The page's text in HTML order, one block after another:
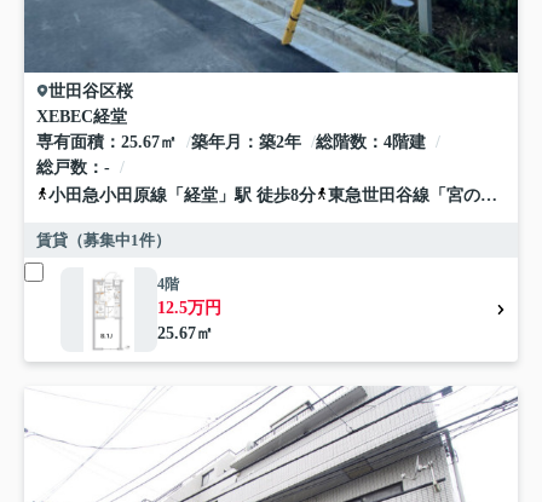
世田谷区桜
XEBEC経堂
専有面積
25.67㎡ 築年月 築2年 総階数
4階建
総戸数
-
小田急小田原線 「 経堂 」駅 徒歩8分 東急世田谷線 「 宮の坂
賃貸（募集中1件）
4階
12.5万円
25.67㎡